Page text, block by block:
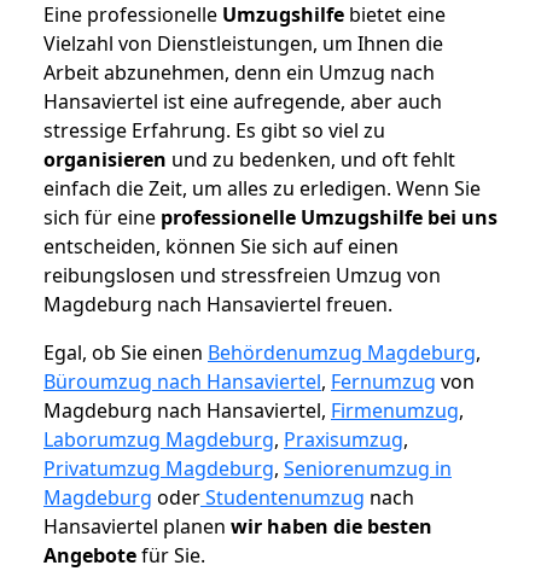
Eine professionelle Umzugshilfe bietet eine
Vielzahl von Dienstleistungen, um Ihnen die
Arbeit abzunehmen, denn ein Umzug nach
Hansaviertel ist eine aufregende, aber auch
stressige Erfahrung. Es gibt so viel zu
organisieren und zu bedenken, und oft fehlt
einfach die Zeit, um alles zu erledigen. Wenn Sie
sich für eine professionelle Umzugshilfe bei uns
entscheiden, können Sie sich auf einen
reibungslosen und stressfreien Umzug von
Magdeburg nach Hansaviertel freuen.
Egal, ob Sie einen Behördenumzug Magdeburg,
Büroumzug nach Hansaviertel, Fernumzug von
Magdeburg nach Hansaviertel, Firmenumzug,
Laborumzug Magdeburg, Praxisumzug,
Privatumzug Magdeburg, Seniorenumzug in
Magdeburg oderStudentenumzug nach
Hansaviertel planen wir haben die besten
Angebotefür Sie.